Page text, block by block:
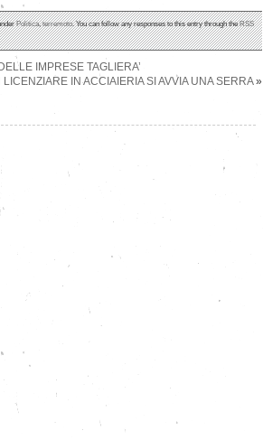
Politica,terremoto. You can follow any responses to this entry through theRSS
IMPRESE TAGLIERA’
IN ACCIAIERIA SI AVVIA UNA SERRA»